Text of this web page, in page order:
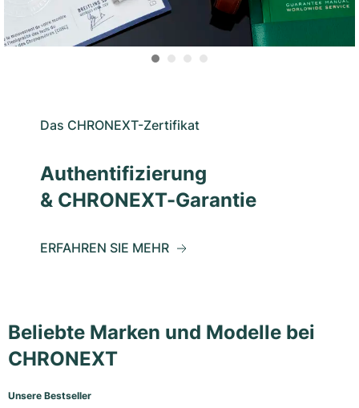
Das CHRONEXT-Zertifikat
Authentifizierung
& CHRONEXT-Garantie
ERFAHREN SIE MEHR
Beliebte Marken und Modelle bei
CHRONEXT
Unsere Bestseller